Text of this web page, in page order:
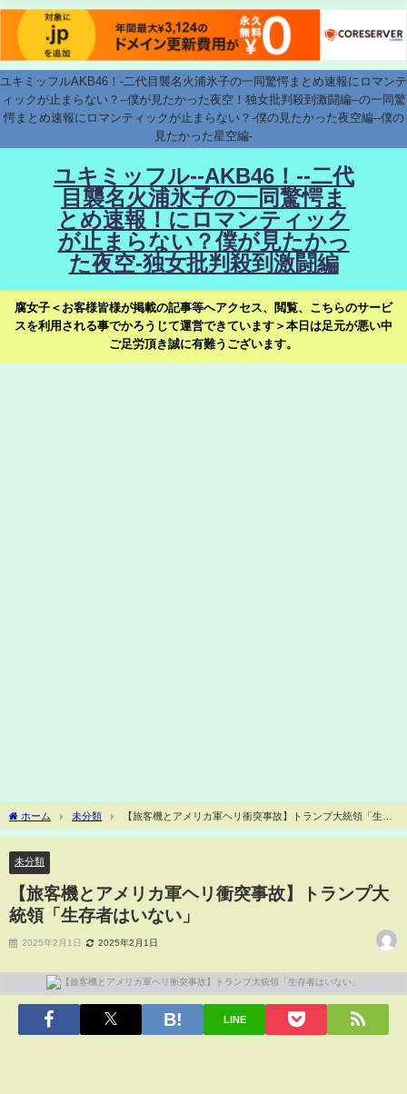
ユキミッフルAKB46！-二代目襲名火浦氷子の一同驚愕まとめ速報にロマンテ
ィックが止まらない？--僕が見たかった夜空！独女批判殺到激闘編--の一同驚
愕まとめ速報にロマンティックが止まらない？-僕の見たかった夜空編--僕の
見たかった星空編-
ユキミッフル--AKB46！--二代
目襲名火浦氷子の一同驚愕ま
とめ速報！にロマンティック
が止まらない？僕が見たかっ
た夜空-独女批判殺到激闘編
腐女子＜お客様皆様が掲載の記事等へアクセス、閲覧、こちらのサービ
スを利用される事でかろうじて運営できています＞本日は足元が悪い中
ご足労頂き誠に有難うございます。
ホーム 未分類
【旅客機とアメリカ軍ヘリ衝突事故】トランプ大統領「生存
者はいない」
未分類
【旅客機とアメリカ軍ヘリ衝突事故】トランプ大
統領「生存者はいない」
2025年2月1日 2025年2月1日
LINE